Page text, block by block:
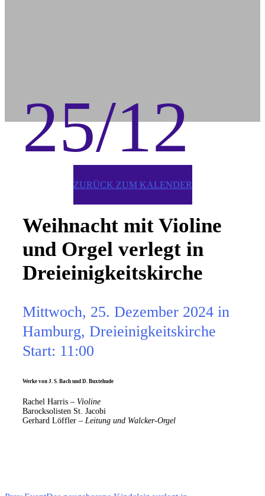
25/12
ZURÜCK ZUM KALENDER
Weihnacht mit Violine
und Orgel verlegt in
Dreieinigkeitskirche
Mittwoch, 25. Dezember 2024 in
Hamburg, Dreieinigkeitskirche
Start: 11:00
Werke von J. S. Bach und D. Buxtehude
Rachel Harris – Violine
Barocksolisten St. Jacobi
Gerhard Löffler – Leitung und Walcker-Orgel